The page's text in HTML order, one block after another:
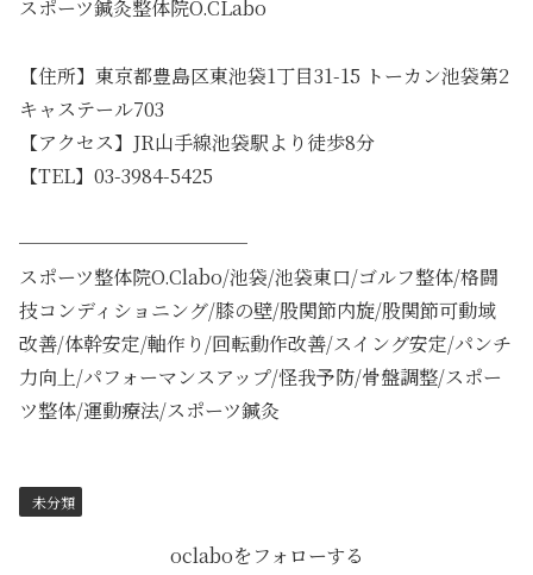
スポーツ鍼灸整体院O.CLabo
【住所】東京都豊島区東池袋1丁目31-15 トーカン池袋第2
キャステール703
【アクセス】JR山手線池袋駅より徒歩8分
【TEL】03-3984-5425
────────────
スポーツ整体院O.Clabo/池袋/池袋東口/ゴルフ整体/格闘
技コンディショニング/膝の壁/股関節内旋/股関節可動域
改善/体幹安定/軸作り/回転動作改善/スイング安定/パンチ
力向上/パフォーマンスアップ/怪我予防/骨盤調整/スポー
ツ整体/運動療法/スポーツ鍼灸
未分類
oclaboをフォローする